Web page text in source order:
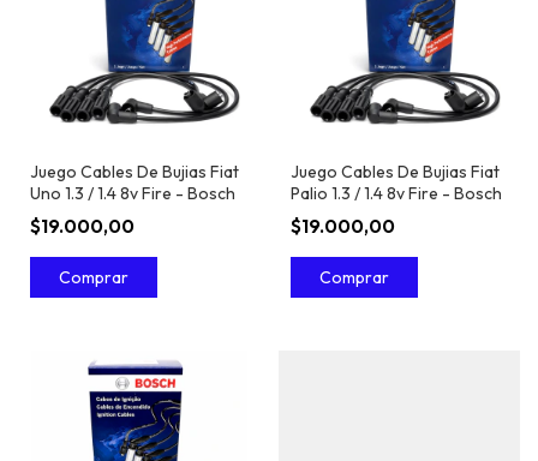
Juego Cables De Bujias Fiat
Uno 1.3 / 1.4 8v Fire - Bosch
$19.000,00
Juego Cables De Bujias Fiat
Palio 1.3 / 1.4 8v Fire - Bosch
$19.000,00